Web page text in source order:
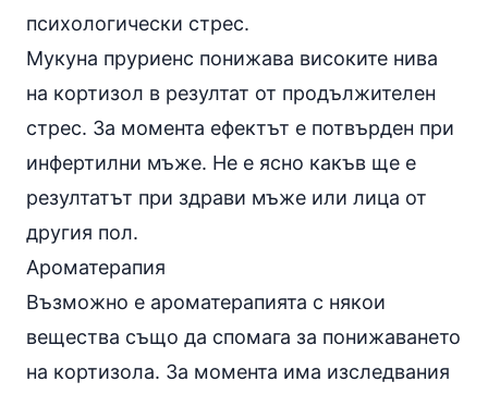
психологически стрес.
Мукуна пруриенс понижава високите нива
на кортизол в резултат от продължителен
стрес. За момента ефектът е потвърден при
инфертилни мъже. Не е ясно какъв ще е
резултатът при здрави мъже или лица от
другия пол.
Ароматерапия
Възможно е ароматерапията с някои
вещества също да спомага за понижаването
на кортизола. За момента има изследвания